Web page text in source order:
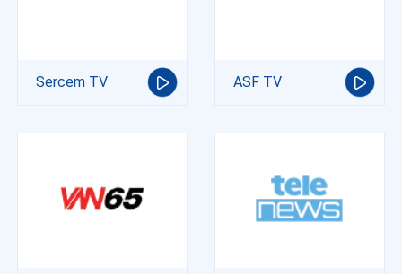
Sercem TV ASF TV